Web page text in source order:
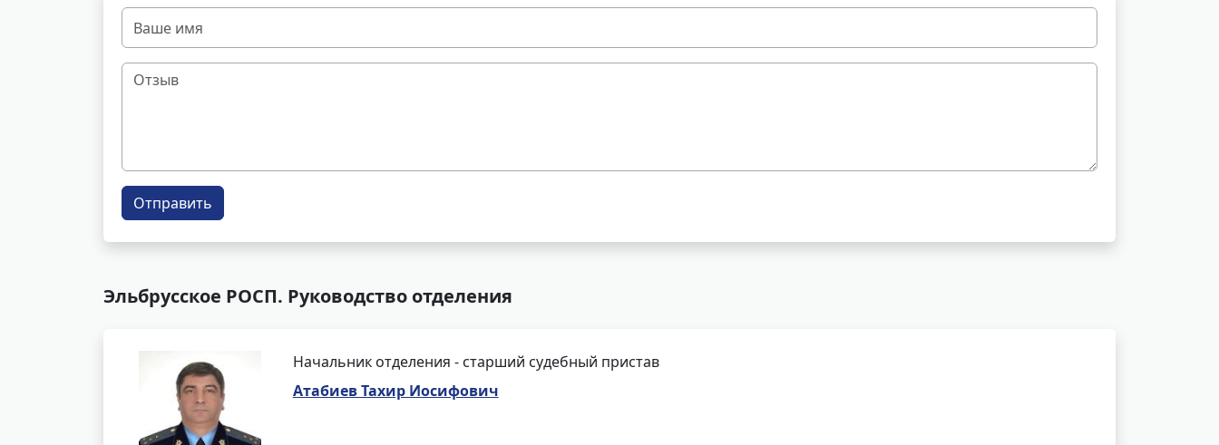
Отправить
Эльбрусское РОСП. Руководство отделения
Начальник отделения - старший судебный пристав
Атабиев Тахир Иосифович